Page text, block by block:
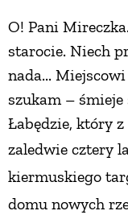
O! Pani
starocie. Niech
nada...
szukam –
Łabędzie, który
zaledwie cztery
kiermuskiego
domu nowych